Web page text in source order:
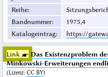
Reihe:
Bandnummer:
1975,4
Katalogeintrag: https://
Link ☛ Das Existenzproblem
Minkowski-Erweiterungen
(Lizenz: CC BY)